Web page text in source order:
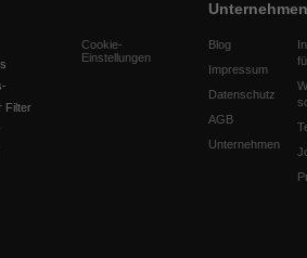
Filter
Cookie-
Einstellungen
Unternehmen
Blog
Impressum
Datenschutz
AGB
Unternehmen